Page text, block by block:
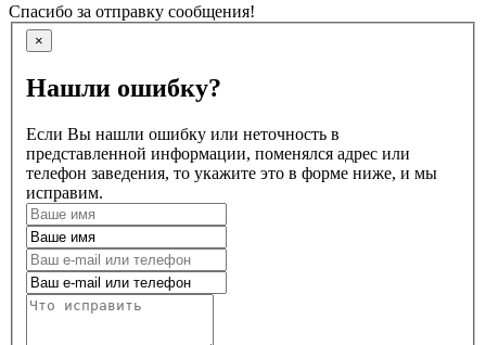
Спасибо за отправку сообщения!
×
Нашли ошибку?
Если Вы нашли ошибку или неточность в
представленной информации, поменялся адрес или
телефон заведения, то укажите это в форме ниже, и мы
исправим.